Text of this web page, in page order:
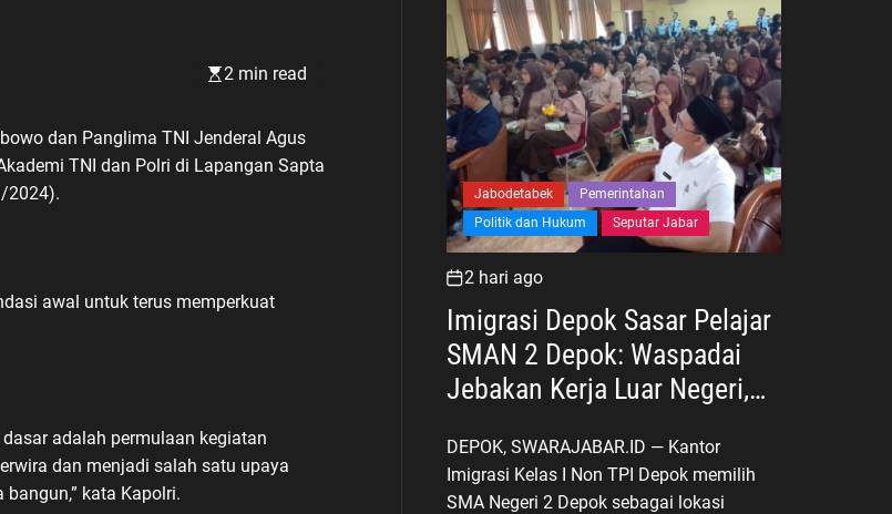
2 min read
dan Panglima TNI Jenderal Agus
TNI dan Polri di Lapangan Sapta
2024).
awal untuk terus memperkuat
adalah permulaan kegiatan
dan menjadi salah satu upaya
kata Kapolri.
Jabodetabek
Pemerintahan
Politik dan Hukum
Seputar Jabar
2 hari ago
Imigrasi Depok Sasar Pelajar
SMAN 2 Depok: Waspadai
Jebakan Kerja Luar Negeri,
Depan
DEPOK, SWARAJABAR.ID — Kantor
Imigrasi Kelas I Non TPI Depok memilih
SMA Negeri 2 Depok sebagai lokasi